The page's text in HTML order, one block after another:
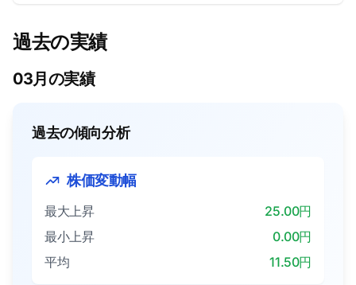
過去の実績
03月の実績
過去の傾向分析
株価変動幅
最大上昇
25.00円
最小上昇
0.00円
平均
11.50円